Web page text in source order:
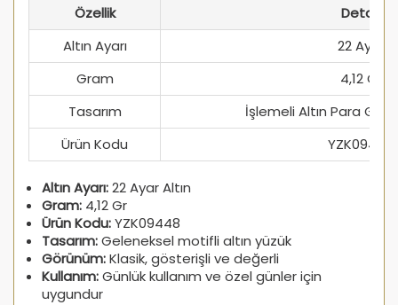
Özellik
Detay
Altın Ayarı
22 Ayar
Gram
4,12 Gr
Tasarım
İşlemeli Altın Para
Ürün Kodu
YZK09448
Altın Ayarı:22 Ayar Altın
Gram: 4,12 Gr
Ürün Kodu:YZK09448
Tasarım:Geleneksel motifli altın yüzük
Görünüm:Klasik, gösterişli ve değerli
Kullanım:Günlük kullanım ve özel günler için
uygundur